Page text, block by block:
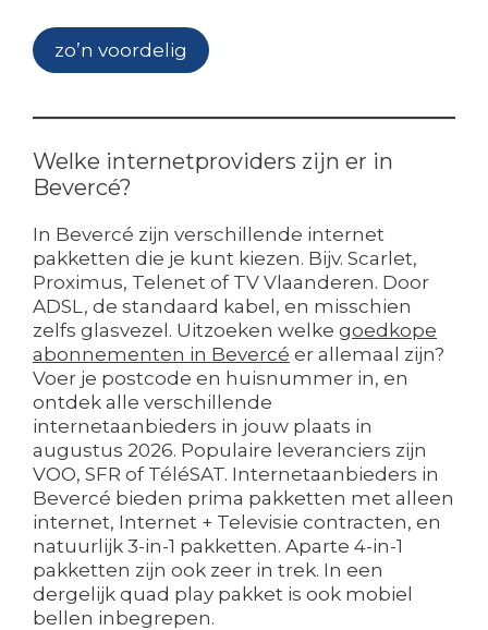
zo’n voordelig
Welke internetproviders zijn er in
Bevercé?
In Bevercé zijn verschillende internet
pakketten die je kunt kiezen. Bijv. Scarlet,
Proximus, Telenet of TV Vlaanderen. Door
ADSL, de standaard kabel, en misschien
zelfs glasvezel. Uitzoeken welke goedkope
abonnementen in Bevercé er allemaal zijn?
Voer je postcode en huisnummer in, en
ontdek alle verschillende
internetaanbieders in jouw plaats in
augustus 2026. Populaire leveranciers zijn
VOO, SFR of TéléSAT. Internetaanbieders in
Bevercé bieden prima pakketten met alleen
internet, Internet + Televisie contracten, en
natuurlijk 3-in-1 pakketten. Aparte 4-in-1
pakketten zijn ook zeer in trek. In een
dergelijk quad play pakket is ook mobiel
bellen inbegrepen.